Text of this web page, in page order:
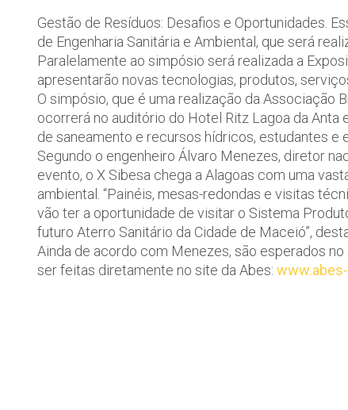
Gestão de Resíduos: Desafios e Oportunidades.
de Engenharia Sanitária e Ambiental, que será
Paralelamente ao simpósio será realizada a
apresentarão novas tecnologias, produtos,
O simpósio, que é uma realização da Associação
ocorrerá no auditório do Hotel Ritz Lagoa da
de saneamento e recursos hídricos, estudantes e
Segundo o engenheiro Álvaro Menezes, diretor
evento, o X Sibesa chega a Alagoas com uma
ambiental. “Painéis, mesas-redondas e visitas
vão ter a oportunidade de visitar o Sistema
futuro Aterro Sanitário da Cidade de Maceió”,
Ainda de acordo com Menezes, são esperados
ser feitas diretamente no site da Abes: